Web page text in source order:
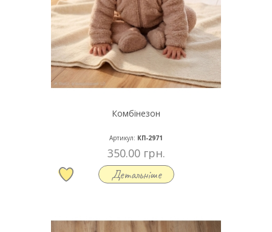
Комбінезон
Артикул: КП-2971
350.00 грн.
Детальніше